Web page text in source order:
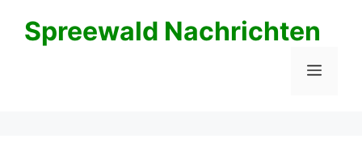
InhaltSpreewald Nachrichten
Menü